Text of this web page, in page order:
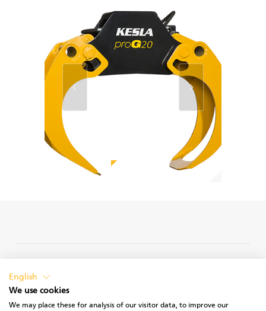
English
We use cookies
We may place these for analysis of our visitor data, to improve our